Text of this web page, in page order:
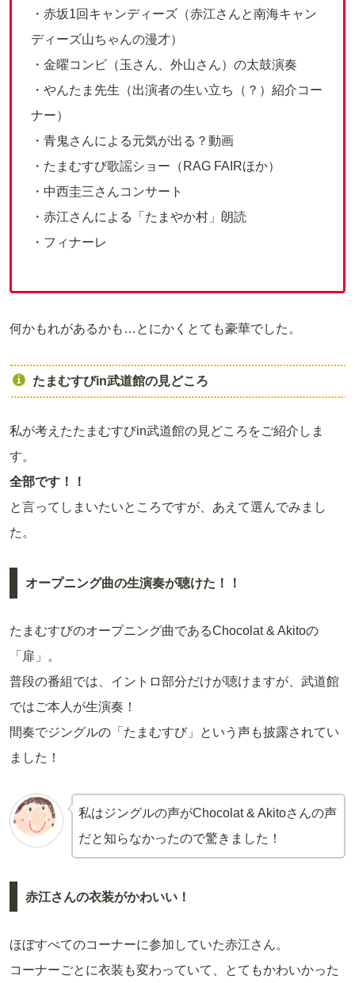
・赤坂1回キャンディーズ（赤江さんと南海キャン
ディーズ山ちゃんの漫才）
・金曜コンビ（玉さん、外山さん）の太鼓演奏
・やんたま先生（出演者の生い立ち（？）紹介コー
ナー）
・青鬼さんによる元気が出る？動画
・たまむすび歌謡ショー（RAG FAIRほか）
・中西圭三さんコンサート
・赤江さんによる「たまやか村」朗読
・フィナーレ
何かもれがあるかも…とにかくとても豪華でした。
たまむすびin武道館の見どころ
私が考えたたまむすびin武道館の見どころをご紹介しま
す。
全部です！！
と言ってしまいたいところですが、あえて選んでみまし
た。
オープニング曲の生演奏が聴けた！！
たまむすびのオープニング曲であるChocolat & Akitoの
「扉」。
普段の番組では、イントロ部分だけが聴けますが、武道館
ではご本人が生演奏！
間奏でジングルの「たまむすび」という声も披露されてい
ました！
私はジングルの声がChocolat & Akitoさんの声
だと知らなかったので驚きました！
赤江さんの衣装がかわいい！
ほぼすべてのコーナーに参加していた赤江さん。
コーナーごとに衣装も変わっていて、とてもかわいかった